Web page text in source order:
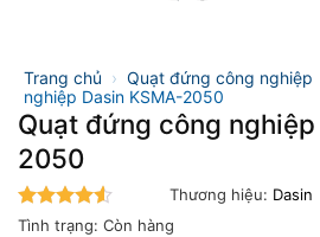
Trang chủ › Quạt đứng công nghiệp
nghiệp Dasin KSMA-2050
Quạt đứng công
2050
4.5trên 5
Thương hiệu: Dasin
Tình trạng: Còn hàng